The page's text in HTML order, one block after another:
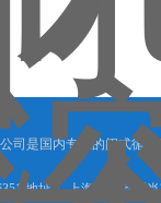
司是国内专业的闭式循
地址： 上海市奉贤区